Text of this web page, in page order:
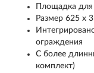
Площадка
Размер 625 х
ограждения
С более
комплект)